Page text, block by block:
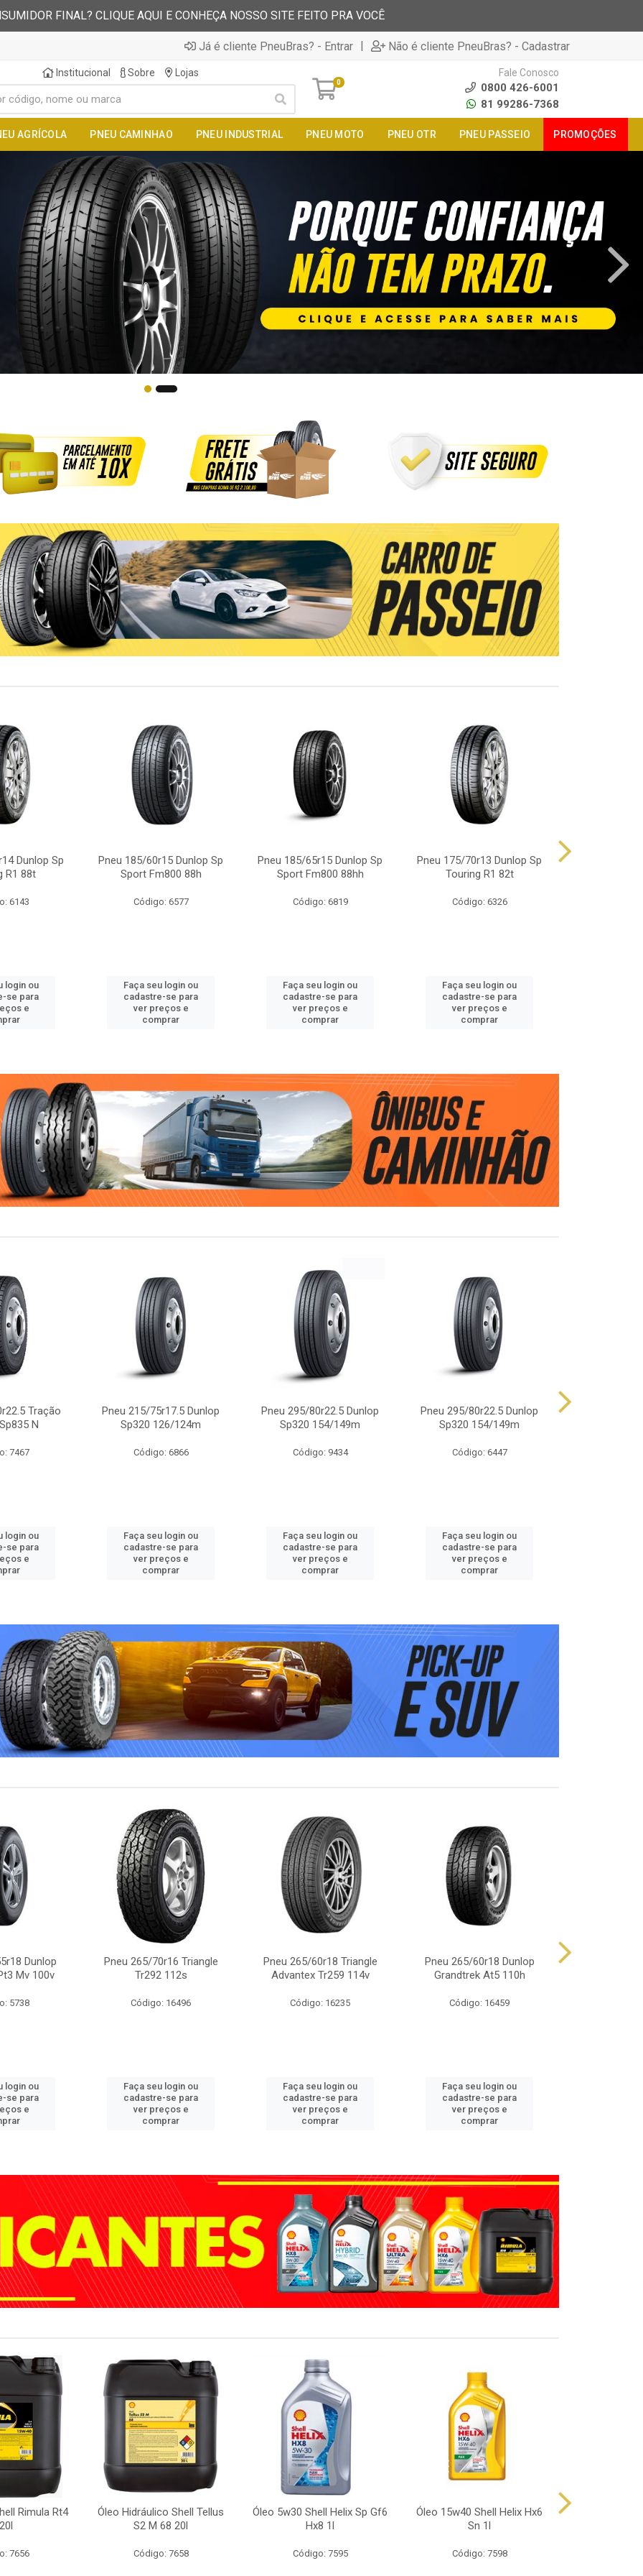
FINAL? CLIQUE AQUI E CONHEÇA NOSSO SITE FEITO PRA VOCÊ
Já é cliente PneuBras? - Entrar | Não é cliente PneuBras? - Cadastrar
Institucional Sobre Lojas
0
Fale Conosco
0800 426-6001
81 99286-7368
AGRÍCOLA PNEU CAMINHAO PNEU INDUSTRIAL PNEU MOTO PNEU OTR PNEU PASSEIO PROMOÇÕES
Dunlop Sp
R1 88t
6143
login ou
se para
e
Pneu 185/60r15 Dunlop Sp
Sport Fm800 88h
Código: 6577
Faça seu login ou
cadastre-se para
ver preços e
comprar
Pneu 185/65r15 Dunlop Sp
Sport Fm800 88hh
Código: 6819
Faça seu login ou
cadastre-se para
ver preços e
comprar
Pneu 175/70r13 Dunlop Sp
Touring R1 82t
Código: 6326
Faça seu login ou
cadastre-se para
ver preços e
comprar
Tração
N
7467
login ou
se para
e
Pneu 215/75r17.5 Dunlop
Sp320 126/124m
Código: 6866
Faça seu login ou
cadastre-se para
ver preços e
comprar
Pneu 295/80r22.5 Dunlop
Sp320 154/149m
Código: 9434
Faça seu login ou
cadastre-se para
ver preços e
comprar
Pneu 295/80r22.5 Dunlop
Sp320 154/149m
Código: 6447
Faça seu login ou
cadastre-se para
ver preços e
comprar
Dunlop
Mv 100v
5738
login ou
se para
e
Pneu 265/70r16 Triangle
Tr292 112s
Código: 16496
Faça seu login ou
cadastre-se para
ver preços e
comprar
Pneu 265/60r18 Triangle
Advantex Tr259 114v
Código: 16235
Faça seu login ou
cadastre-se para
ver preços e
comprar
Pneu 265/60r18 Dunlop
Grandtrek At5 110h
Código: 16459
Faça seu login ou
cadastre-se para
ver preços e
comprar
Rimula Rt4
7656
Óleo Hidráulico Shell Tellus
S2 M 68 20l
Código: 7658
Óleo 5w30 Shell Helix Sp Gf6
Hx8 1l
Código: 7595
Óleo 15w40 Shell Helix Hx6
Sn 1l
Código: 7598